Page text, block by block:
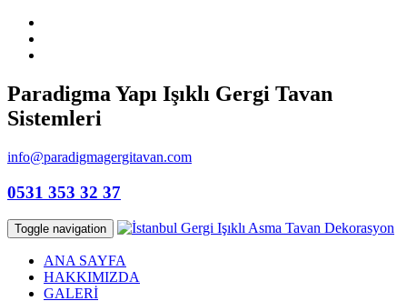
Paradigma Yapı Işıklı Gergi Tavan
Sistemleri
info@paradigmagergitavan.com
0531 353 32 37
Toggle navigation
ANA SAYFA
HAKKIMIZDA
GALERİ